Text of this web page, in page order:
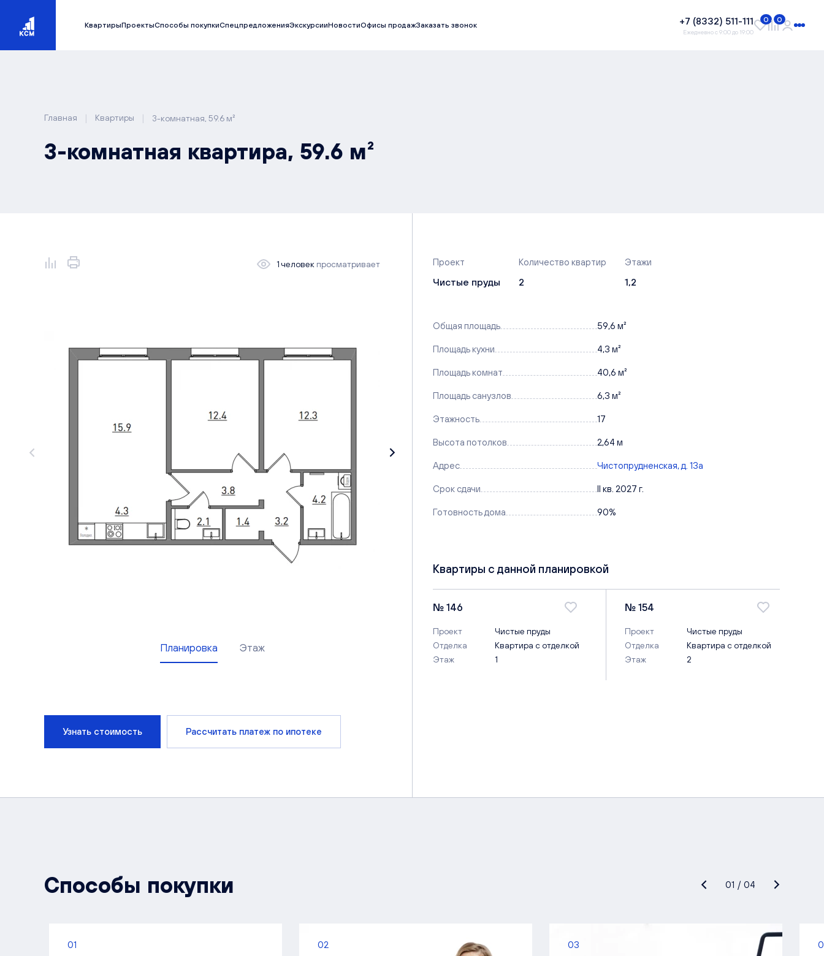
КвартирыПроектыСпособы покупкиСпецпредложенияЭкскурсииНовостиОфисы продажЗаказать звонок +7 (8332) 511-111
Ежедневно с 9:00 до 19:00
0 0
Главная | Квартиры | 3-комнатная, 59.6 м²
3-комнатная квартира, 59.6 м²
1 человек просматривает
Планировка Этаж
Узнать стоимость Рассчитать платеж по ипотеке
Проект
Чистые пруды
Количество квартир
2
Этажи
1,2
Общая площадь 59,6 м²
Площадь кухни 4,3 м²
Площадь комнат 40,6 м²
Площадь санузлов 6,3 м²
Этажность 17
Высота потолков 2,64 м
Адрес Чистопрудненская, д. 13а
Срок сдачи II кв. 2027 г.
Готовность дома 90%
Квартиры с данной планировкой
№ 146
Проект
Чистые пруды
Отделка
Квартира с отделкой
Этаж
1
№ 154
Проект
Чистые пруды
Отделка
Квартира с отделкой
Этаж
2
Способы покупки 01 / 04
01 02 03